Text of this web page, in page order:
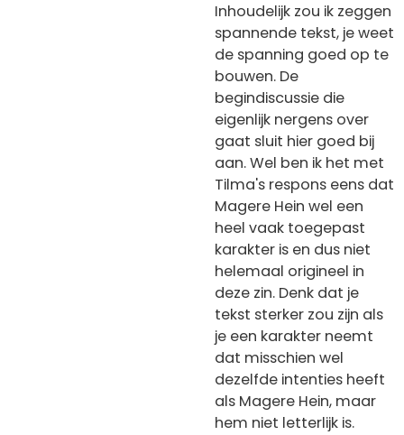
Inhoudelijk zou ik zeggen
spannende tekst, je weet
de spanning goed op te
bouwen. De
begindiscussie die
eigenlijk nergens over
gaat sluit hier goed bij
aan. Wel ben ik het met
Tilma's respons eens dat
Magere Hein wel een
heel vaak toegepast
karakter is en dus niet
helemaal origineel in
deze zin. Denk dat je
tekst sterker zou zijn als
je een karakter neemt
dat misschien wel
dezelfde intenties heeft
als Magere Hein, maar
hem niet letterlijk is.